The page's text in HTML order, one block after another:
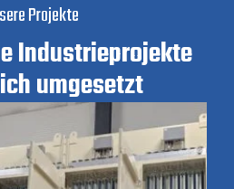
Projekte
Industrieprojekte
umgesetzt